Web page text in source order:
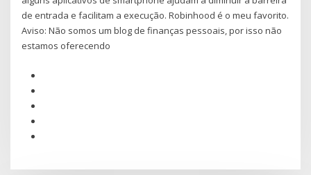
de entrada e facilitam a execução. Robinhood é o meu favorito.
Aviso: Não somos um blog de finanças pessoais, por isso não
estamos oferecendo